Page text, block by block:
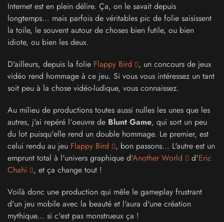
Internet est en plein délire. Ça, on le savait depuis
longtemps... mais parfois de véritables pic de folie saisissent
la toile, le souvent autour de choses bien futile, ou bien
idiote, ou bien les deux.
D'ailleurs, depuis la folie Flappy Bird
, un concours de jeux
vidéo rend hommage à ce jeu. Si vous vous intéressez un tant
soit peu à la chose vidéo-ludique, vous connaissez.
Au milieu de productions toutes aussi nulles les unes que les
autres, j'ai repéré l'oeuvre de Blunt Game, qui sort un peu
du lot puisqu'elle rend un double hommage. Le premier, est
celui rendu au jeu Flappy Bird
, bon passons... L'autre est un
emprunt total à l'univers graphique d'Another World d'Eric
Chahi
, et ça change tout !
Voilà donc une production qui mêle le gameplay frustrant
d'un jeu mobile avec la beauté et l'aura d'une création
mythique... si c'est pas monstrueux ça !